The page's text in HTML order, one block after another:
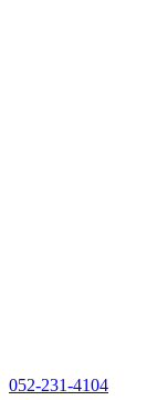
052-231-4104